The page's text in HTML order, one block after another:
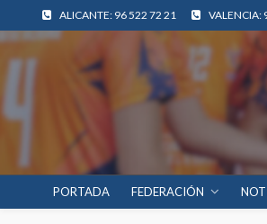
ALICANTE: 96 522 72 21 VALENCIA:
PORTADA FEDERACIÓN